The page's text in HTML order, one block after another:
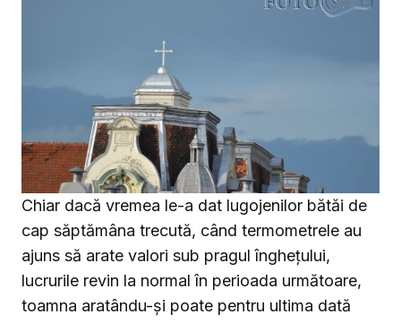
Chiar dacă vremea le-a dat lugojenilor bătăi de
cap săptămâna trecută, când termometrele au
ajuns să arate valori sub pragul înghețului,
lucrurile revin la normal în perioada următoare,
toamna aratându-și poate pentru ultima dată